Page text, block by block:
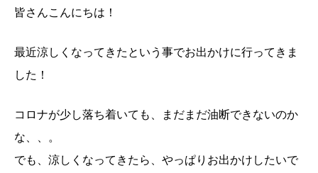
皆さんこんにちは！
最近涼しくなってきたという事でお出かけに行ってきま
した！
コロナが少し落ち着いても、まだまだ油断できないのか
な、、。
でも、涼しくなってきたら、やっぱりお出かけしたいで